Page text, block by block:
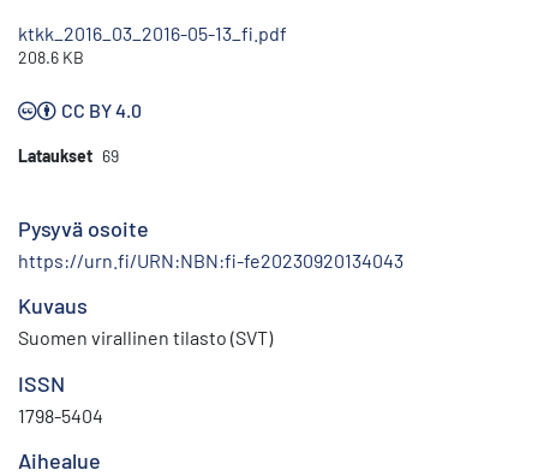
ktkk_2016_03_2016-05-13_fi.pdf
208.6 KB
CC BY 4.0
Lataukset 69
Pysyvä osoite
https://urn.fi/URN:NBN:fi-fe20230920134043
Kuvaus
Suomen virallinen tilasto (SVT)
ISSN
1798-5404
Aihealue